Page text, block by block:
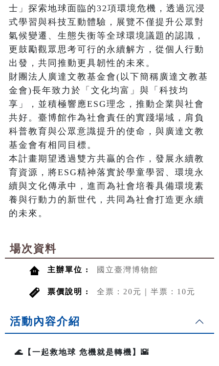
士」探索地球面臨的32項環境危機，透過沉浸
式學習與科技互動體驗，展覽不僅提升公眾對
氣候變遷、生態失衡等全球環境議題的認識，
更鼓勵觀眾思考可行的永續解方，從個人行動
出發，共同推動更具韌性的未來。
財團法人廣達文教基金會(以下簡稱廣達文教基
金會)長年致力於「文化均富」與「科技均
享」，並積極響應ESG理念，推動企業與社會
共好。臺博館作為社會責任的實踐場域，肩負
科普教育與公眾意識提升的使命，與廣達文教
基金會有相同目標。
本計畫期望透過雙方共贏的合作，發展永續教
育資源，將ESG精神落實於學童學習、環境永
續與文化傳承中，進而為社會培養具備環境素
養與行動力的新世代，共同為社會打造更永續
的未來。
場次資料
主辦單位 : 國立臺灣博物館
票價說明 : 全票：20元｜半票：10元
活動內容介紹
🌊【一起救地球 危機就是轉機】🌇